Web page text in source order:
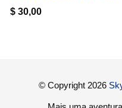
$ 30,00
© Copyright 2026